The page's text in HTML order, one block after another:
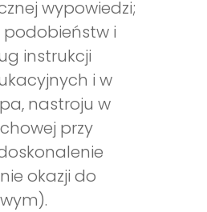
wypowiedzi;
i
instrukcji
i w
nastroju w
przy
okazji do